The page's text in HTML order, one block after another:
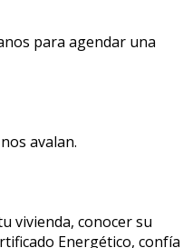
para agendar una
avalan.
vivienda, conocer su
Energético, confía